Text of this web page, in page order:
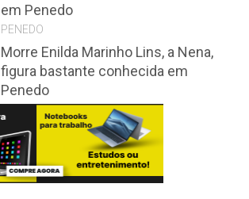
em Penedo
PENEDO
Morre Enilda Marinho Lins, a Nena,
figura bastante conhecida em
Penedo